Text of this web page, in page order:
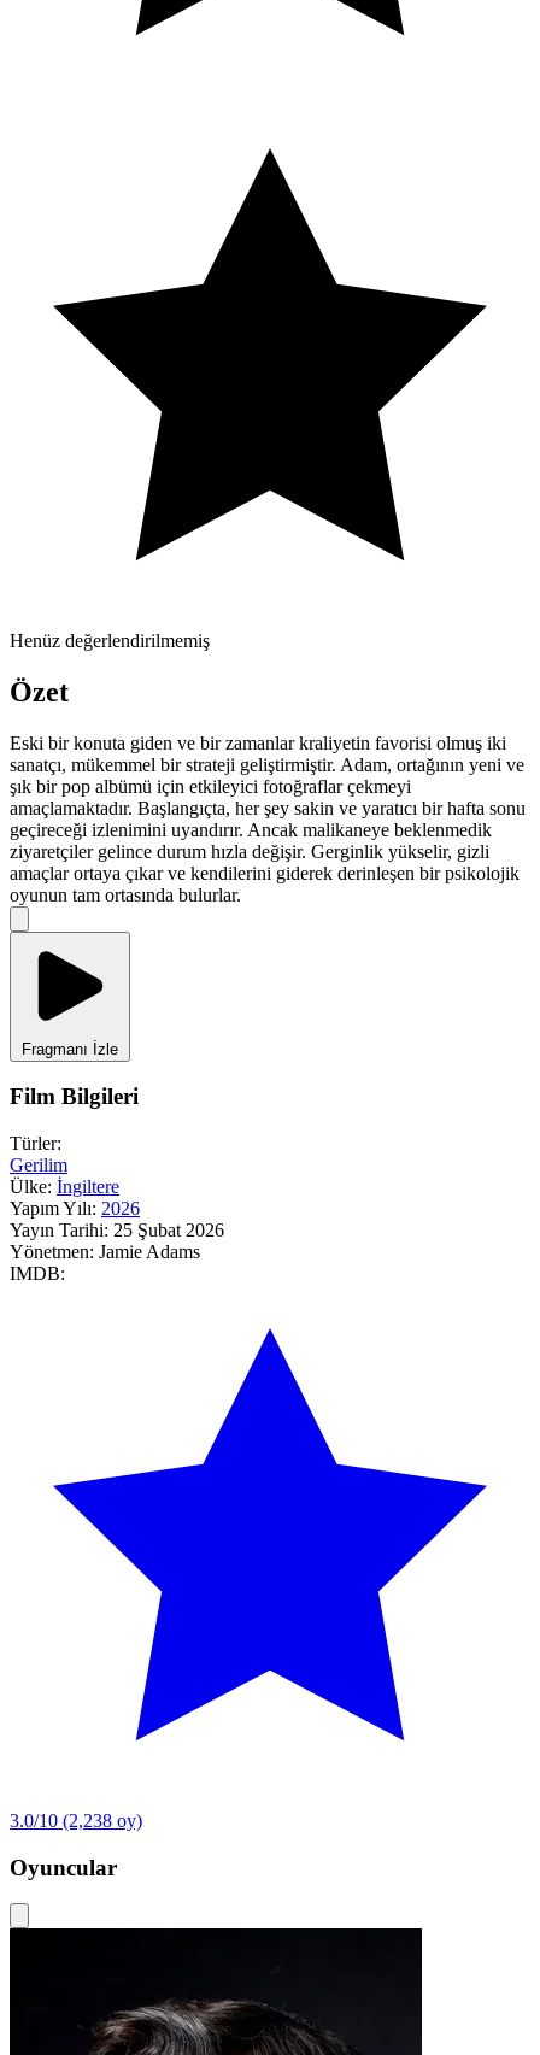
Henüz değerlendirilmemiş
Özet
Eski bir konuta giden ve bir zamanlar kraliyetin favorisi olmuş iki
sanatçı, mükemmel bir strateji geliştirmiştir. Adam, ortağının yeni ve
şık bir pop albümü için etkileyici fotoğraflar çekmeyi
amaçlamaktadır. Başlangıçta, her şey sakin ve yaratıcı bir hafta sonu
geçireceği izlenimini uyandırır. Ancak malikaneye beklenmedik
ziyaretçiler gelince durum hızla değişir. Gerginlik yükselir, gizli
amaçlar ortaya çıkar ve kendilerini giderek derinleşen bir psikolojik
oyunun tam ortasında bulurlar.
Fragmanı İzle
Film Bilgileri
Türler:
Gerilim
Ülke: İngiltere
Yapım Yılı: 2026
Yayın Tarihi: 25 Şubat 2026
Yönetmen: Jamie Adams
IMDB:
3.0/10 (2,238 oy)
Oyuncular